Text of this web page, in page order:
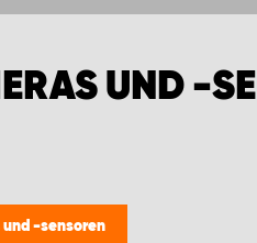
UND -
und -sensoren